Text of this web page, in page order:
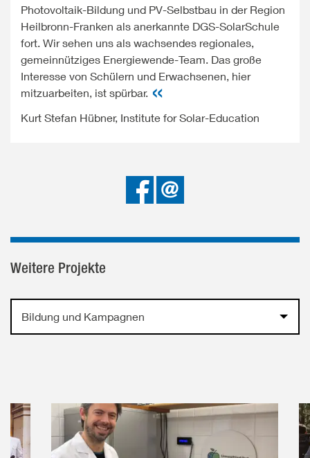
Photovoltaik-Bildung und PV-Selbstbau in der Region
Heilbronn-Franken als anerkannte DGS-SolarSchule
fort. Wir sehen uns als wachsendes regionales,
gemeinnütziges Energiewende-Team. Das große
Interesse von Schülern und Erwachsenen, hier
mitzuarbeiten, ist spürbar.
Kurt Stefan Hübner, Institute for Solar-Education
Bei
Facebook
Weitere Projekte
Bildung und Kampagnen